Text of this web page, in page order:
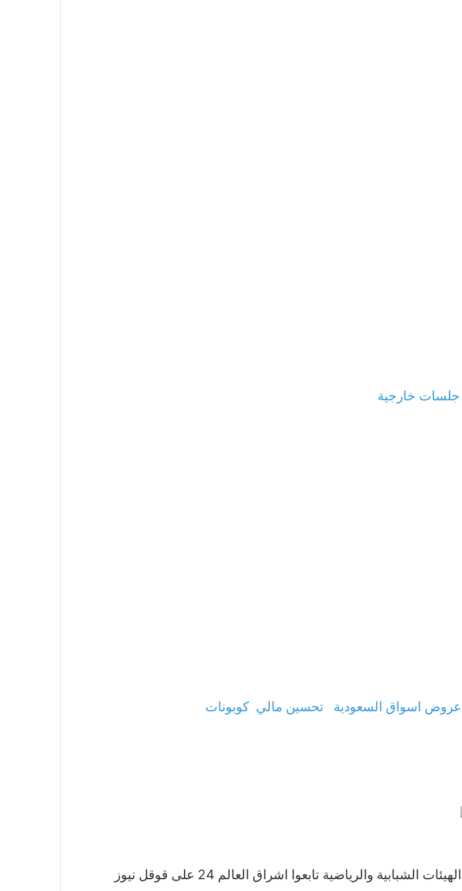
جلسات خارجية
عروض اسواق السعودية تحسين مالي كوبونات
نشكر لكم اهتمامكم وقراءتكم لخبر نجاح أول انتخابات إلكترونية فى تاريخ الهيئات الشبابية والرياضية تابعوا اشراق العالم 24 على قوقل نيوز